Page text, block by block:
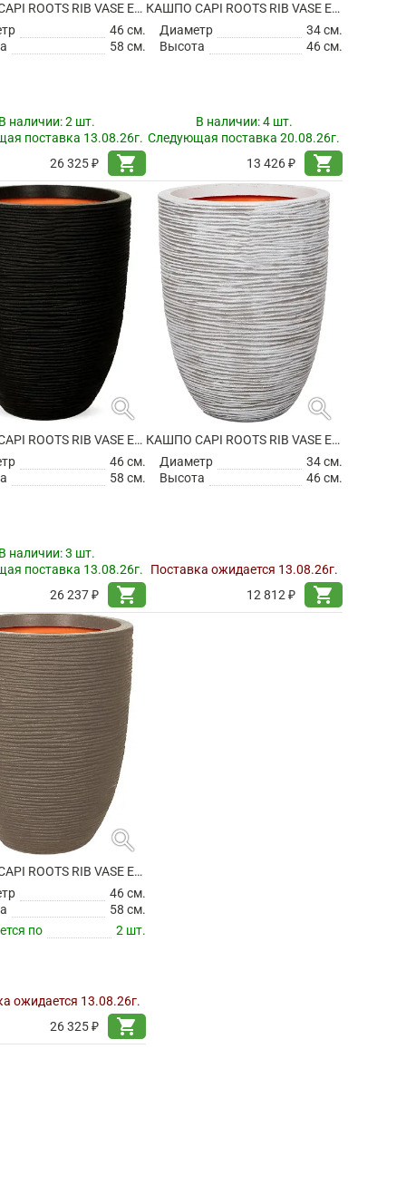
КАШПО CAPI ROOTS RIB VASE ELEGANT LOW BEIGE
46 см.
58 см.
наличии:2 шт.
поставка 13.08.26г.
26 325 ₽
shopping_cart
КАШПО CAPI ROOTS RIB VASE ELEGANT LOW BLACK GOLD
Диаметр
34 см.
Высота
46 см.
В наличии:4 шт.
Следующая поставка 20.08.26г.
13 426 ₽
shopping_cart
search
КАШПО CAPI ROOTS RIB VASE ELEGANT LOW BLACK
46 см.
58 см.
наличии:3 шт.
поставка 13.08.26г.
26 237 ₽
shopping_cart
search
КАШПО CAPI ROOTS RIB VASE ELEGANT LOW IVORY
Диаметр
34 см.
Высота
46 см.
Поставка ожидается 13.08.26г.
12 812 ₽
shopping_cart
search
КАШПО CAPI ROOTS RIB VASE ELEGANT LOW WARM TAUPE
46 см.
58 см.
по
2 шт.
ожидается 13.08.26г.
26 325 ₽
shopping_cart